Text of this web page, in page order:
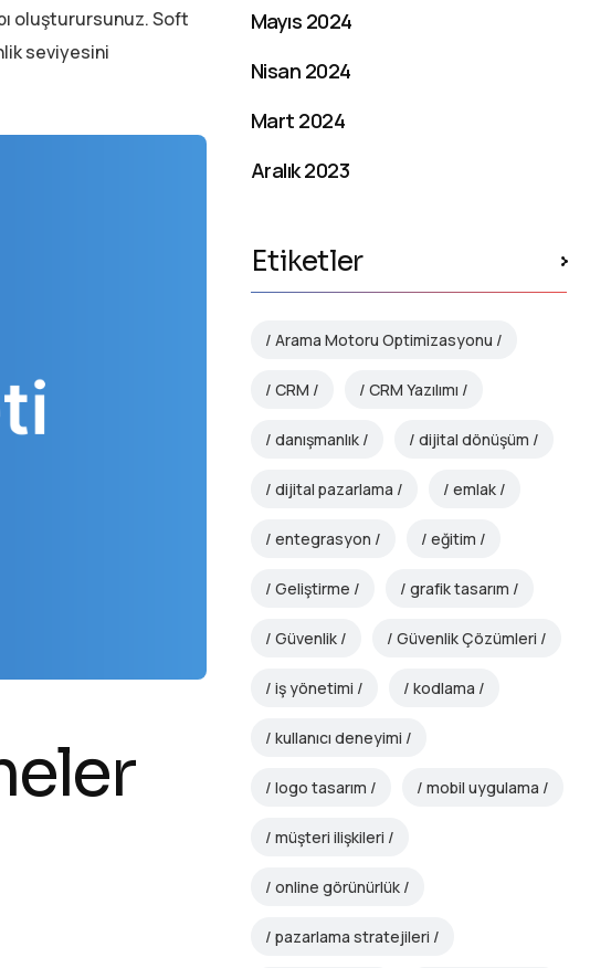
oluşturursunuz. Soft
seviyesini
Mayıs 2024
Nisan 2024
Mart 2024
Aralık 2023
Etiketler
Arama Motoru Optimizasyonu
CRM CRM Yazılımı
danışmanlık dijital dönüşüm
dijital pazarlama emlak
entegrasyon eğitim
Geliştirme grafik tasarım
Güvenlik Güvenlik Çözümleri
iş yönetimi kodlama
kullanıcı deneyimi
logo tasarım mobil uygulama
müşteri ilişkileri
online görünürlük
pazarlama stratejileri